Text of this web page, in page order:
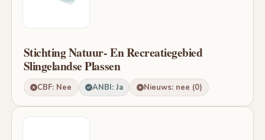
Stichting Natuur- En Recreatiegebied
Slingelandse Plassen
CBF: Nee ANBI: Ja Nieuws: nee (0)